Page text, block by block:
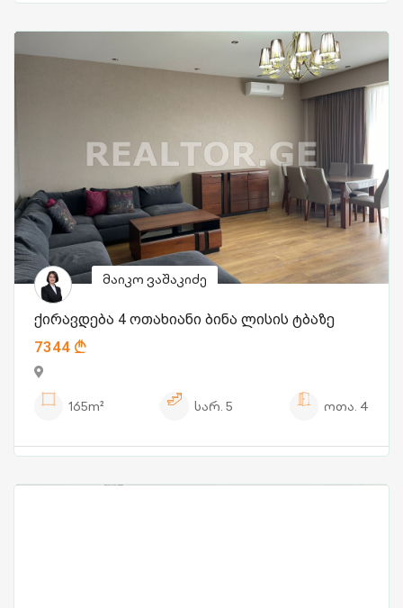
მაიკო ვაშაკიძე
ქირავდება 4 ოთახიანი ბინა ლისის ტბაზე
7344
165m² სარ. 5 ოთა. 4